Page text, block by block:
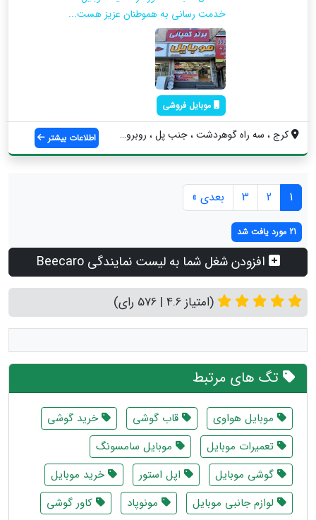
خدمت رسانی به هموطنان عزیز هست...
موبایل فروشی
کرج ، سه راه گوهردشت ، جنب پل ، روبروی پ... اطلاعات بیشتر
1
2
3 بعدی »
21 مورد یافت شد
افزودن شغل شما به لیست نمایندگی Beecaro
(امتیاز 4.6 | 576 رای)
تگ های مرتبط
موبايل هواوى قاب گوشی
خرید گوشی
تعمیرات موبایل
موبایل سامسونگ
گوشي موبايل
اپل استور
خرید موبایل
لوازم جانبی موبایل
مونوپاد کاور گوشی